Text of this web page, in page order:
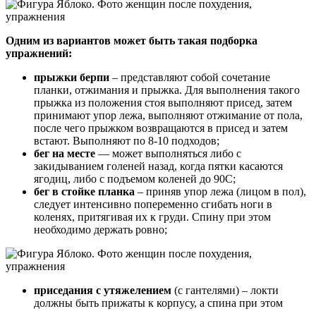
Одним из вариантов может быть такая подборка
упражнений:
прыжки берпи – представляют собой сочетание
планки, отжимания и прыжка. Для выполнения такого
прыжка из положения стоя выполняют присед, затем
принимают упор лежа, выполняют отжимание от пола,
после чего прыжком возвращаются в присед и затем
встают. Выполняют по 8-10 подходов;
бег на месте — может выполняться либо с
закидыванием голеней назад, когда пятки касаются
ягодиц, либо с подъемом коленей до 90С;
бег в стойке планка – приняв упор лежа (лицом в пол),
следует интенсивно попеременно сгибать ноги в
коленях, притягивая их к груди. Спину при этом
необходимо держать ровно;
приседания с утяжелением (с гантелями) – локти
должны быть прижаты к корпусу, а спина при этом